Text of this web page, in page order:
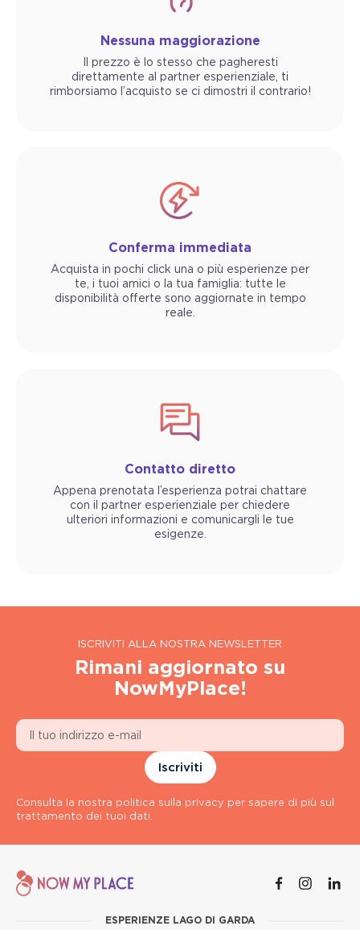
Nessuna maggiorazione
Il prezzo è lo stesso che pagheresti
direttamente al partner esperienziale, ti
rimborsiamo l’acquisto se ci dimostri il contrario!
Conferma immediata
Acquista in pochi click una o più esperienze per
te, i tuoi amici o la tua famiglia: tutte le
disponibilità offerte sono aggiornate in tempo
reale.
Contatto diretto
Appena prenotata l’esperienza potrai chattare
con il partner esperienziale per chiedere
ulteriori informazioni e comunicargli le tue
esigenze.
ISCRIVITI ALLA NOSTRA NEWSLETTER
Rimani aggiornato su
NowMyPlace!
Iscriviti
Consulta la nostra politica sulla privacy per sapere di più sul
trattamento dei tuoi dati.
ESPERIENZE LAGO DI GARDA